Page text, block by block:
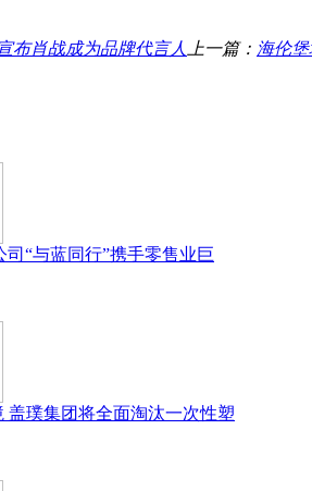
布肖战成为品牌代言人 上一篇： 海伦
司“与蓝同行”携手零售业巨
盖璞集团将全面淘汰一次性塑